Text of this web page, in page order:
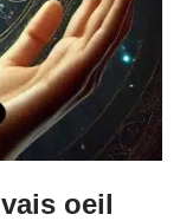
oeil